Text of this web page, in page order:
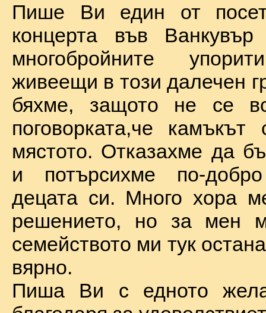
Пише Ви един от
концерта във
многобройните
живеещи в този далечен
бяхме, защото не се
поговорката,че
мястото. Отказахме да
и потърсихме по-
децата си. Много хора
решението, но за мен
семейството ми тук
вярно.
Пиша Ви с едното